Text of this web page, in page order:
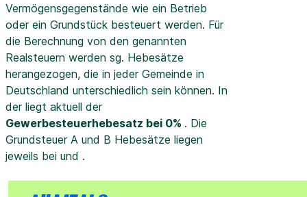
Vermögensgegenstände wie ein Betrieb
oder ein Grundstück besteuert werden. Für
die Berechnung von den genannten
Realsteuern werden sg. Hebesätze
herangezogen, die in jeder Gemeinde in
Deutschland unterschiedlich sein können. In
der liegt aktuell der
Gewerbesteuerhebesatz bei 0% . Die
Grundsteuer A und B Hebesätze liegen
jeweils bei und .